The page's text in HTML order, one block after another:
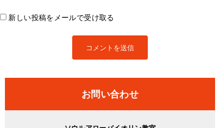
新しい投稿をメールで受け取る
お問い合わせ